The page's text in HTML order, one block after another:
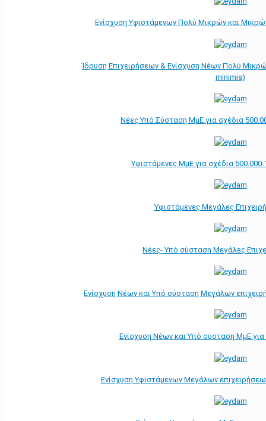
Ενίσχυση Υφιστάμενων Πολύ Μικρών και
Ίδρυση Επιχειρήσεων & Ενίσχυση Νέων Πολύ
minimis)
Νέες Υπό Σύσταση ΜμΕ για σχέδια
Υφιστάμενες ΜμΕ για σχέδια
Υφιστάμενες Μεγάλες
Νέες- Υπό σύσταση Μεγάλες
Ενίσχυση Νέων και Υπό σύσταση Μεγάλων
Ενίσχυση Νέων και Υπό σύσταση ΜμΕ
Ενίσχυση Υφιστάμενων Μεγάλων